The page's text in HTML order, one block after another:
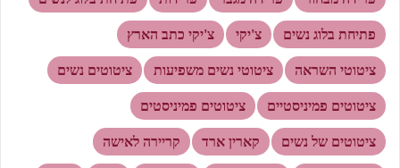
פתיחת בלוג נשים צ'יקי צ'יקי כתב הארץ
ציטוטי השראה ציטוטי נשים משפיעות ציטוטים נשים
ציטוטים פמיניסטיים ציטוטים פמיניסטים
ציטוטים של נשים קארין ארד קריירה לאישה